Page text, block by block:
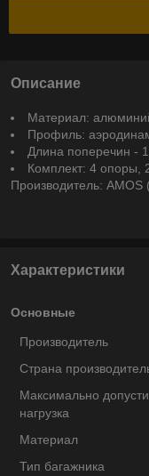
Описание
Материал:
Профиль:
Длина поперечин -
Комплект: 4 опоры,
Производитель: AMOS
Характеристики
Основные
Производитель
Страна
Максимально
нагрузка
Материал
Тип багажника